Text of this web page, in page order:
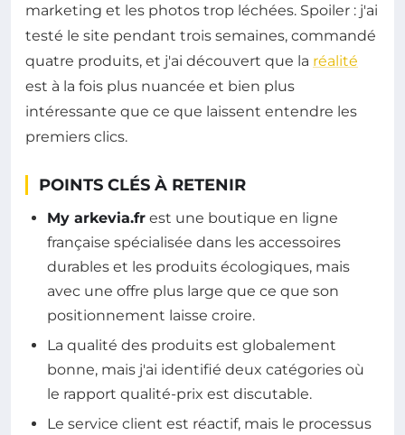
marketing et les photos trop léchées. Spoiler : j'ai
testé le site pendant trois semaines, commandé
quatre produits, et j'ai découvert que la réalité
est à la fois plus nuancée et bien plus
intéressante que ce que laissent entendre les
premiers clics.
POINTS CLÉS À RETENIR
My arkevia.fr est une boutique en ligne
française spécialisée dans les accessoires
durables et les produits écologiques, mais
avec une offre plus large que ce que son
positionnement laisse croire.
La qualité des produits est globalement
bonne, mais j'ai identifié deux catégories où
le rapport qualité-prix est discutable.
Le service client est réactif, mais le processus